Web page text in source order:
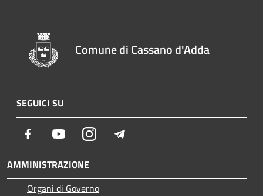
Comune di Cassano d'Adda
SEGUICI SU
Facebook YoutubeInstagram
AMMINISTRAZIONE
Organi di Governo